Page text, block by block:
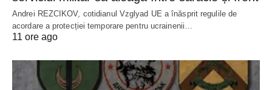
Andrei REZCIKOV, cotidianul Vzglyad UE a înăsprit regulile de
acordare a protecției temporare pentru ucrainenii…
11 ore ago